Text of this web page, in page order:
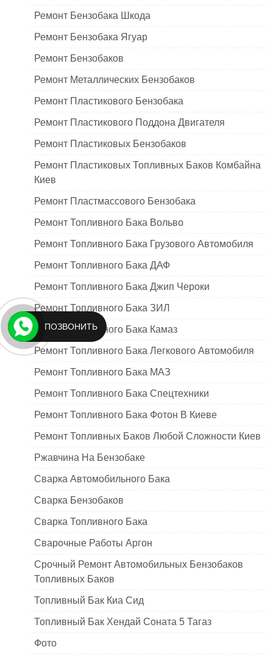
Ремонт Бензобака Шкода
Ремонт Бензобака Ягуар
Ремонт Бензобаков
Ремонт Металлических Бензобаков
Ремонт Пластикового Бензобака
Ремонт Пластикового Поддона Двигателя
Ремонт Пластиковых Бензобаков
Ремонт Пластиковых Топливных Баков Комбайна
Киев
Ремонт Пластмассового Бензобака
Ремонт Топливного Бака Вольво
Ремонт Топливного Бака Грузового Автомобиля
Ремонт Топливного Бака ДАФ
Ремонт Топливного Бака Джип Чероки
Ремонт Топливного Бака ЗИЛ
Ремонт Топливного Бака Камаз
Ремонт Топливного Бака Легкового Автомобиля
Ремонт Топливного Бака МАЗ
Ремонт Топливного Бака Спецтехники
Ремонт Топливного Бака Фотон В Киеве
Ремонт Топливных Баков Любой Сложности Киев
Ржавчина На Бензобаке
Сварка Автомобильного Бака
Сварка Бензобаков
Сварка Топливного Бака
Сварочные Работы Аргон
Срочный Ремонт Автомобильных Бензобаков
Топливных Баков
Топливный Бак Киа Сид
Топливный Бак Хендай Соната 5 Тагаз
Фото
ПОЗВОНИТЬ